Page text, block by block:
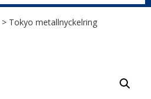
> Tokyo metallnyckelring